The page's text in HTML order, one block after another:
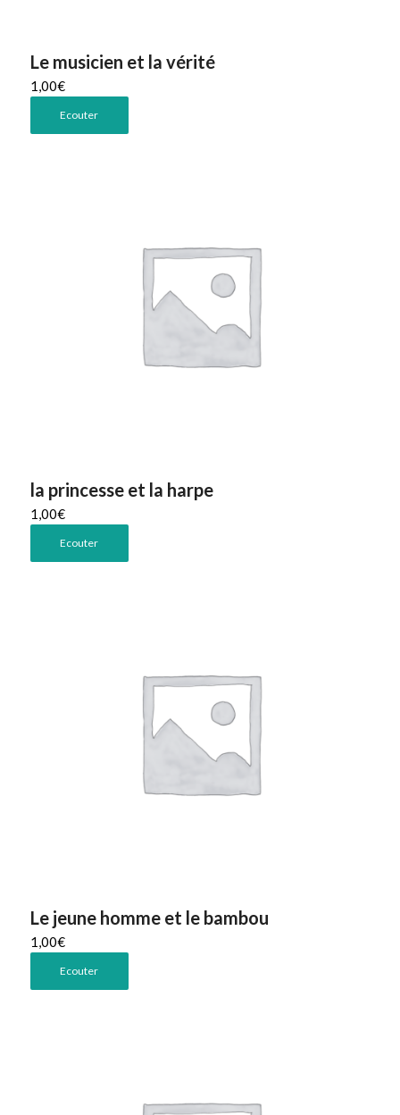
Le musicien et la vérité
1,00€
Ecouter
la princesse et la harpe
1,00€
Ecouter
Le jeune homme et le bambou
1,00€
Ecouter